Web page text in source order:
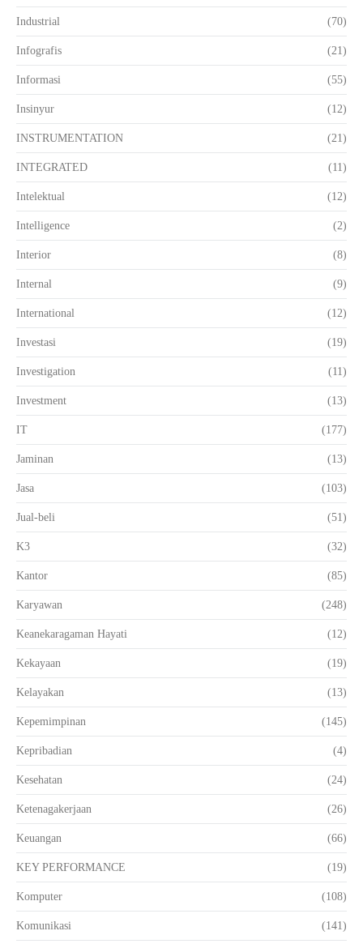
Industrial (70)
Infografis (21)
Informasi (55)
Insinyur (12)
INSTRUMENTATION (21)
INTEGRATED (11)
Intelektual (12)
Intelligence (2)
Interior (8)
Internal (9)
International (12)
Investasi (19)
Investigation (11)
Investment (13)
IT (177)
Jaminan (13)
Jasa (103)
Jual-beli (51)
K3 (32)
Kantor (85)
Karyawan (248)
Keanekaragaman Hayati (12)
Kekayaan (19)
Kelayakan (13)
Kepemimpinan (145)
Kepribadian (4)
Kesehatan (24)
Ketenagakerjaan (26)
Keuangan (66)
KEY PERFORMANCE (19)
Komputer (108)
Komunikasi (141)